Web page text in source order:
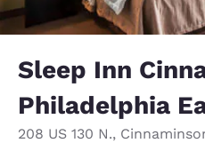
Sleep Inn
Philadelphia
208 US 130 N.,